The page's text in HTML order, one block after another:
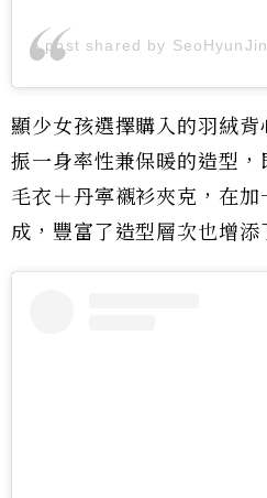
A post shared by
顯少女孩選擇購入的羽絨
振一身率性兼保暖的造型
毛衣＋丹寕襯衫夾克，在
成，豐富了造型層次也增添